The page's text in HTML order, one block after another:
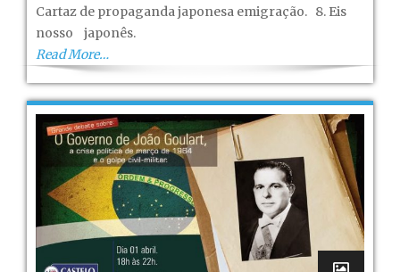
Cartaz de propaganda japonesa emigração. 8. Eis
nosso japonês.
Read More…